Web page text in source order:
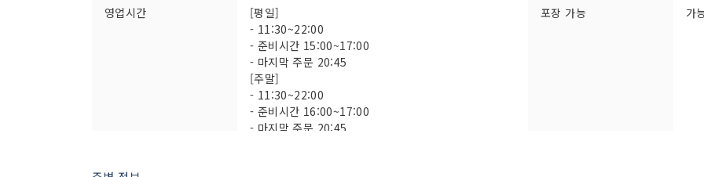
영업시간
[평일]
- 11:30~22:00
- 준비시간 15:00~17:00
- 마지막 주문 20:45
[주말]
- 11:30~22:00
- 준비시간 16:00~17:00
- 마지막 주문 20:45
포장 가능 가
주차시설